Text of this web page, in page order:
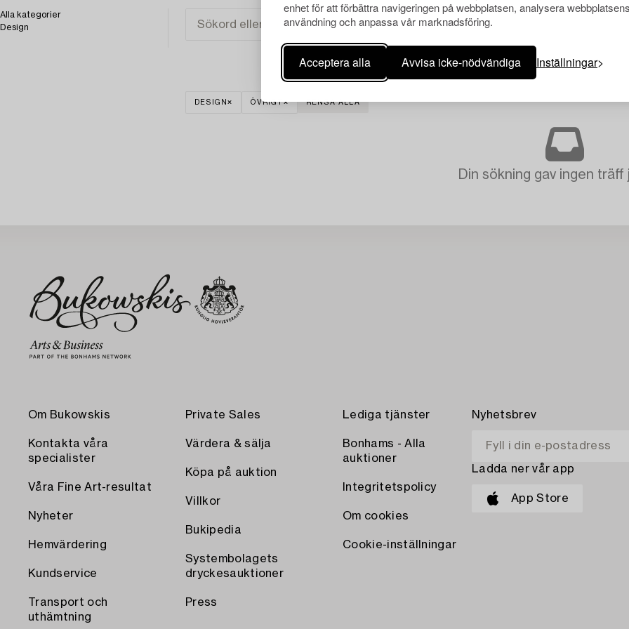
enhet för att förbättra navigeringen på webbplatsen, analysera
användning och anpassa vår marknadsföring.
Acceptera alla Avvisa icke-nödvändiga Inställningar
Alla kategorier
Design
DESIGN ÖVRIGT RENSA ALLA
Din sökning gav ingen träff
Om Bukowskis
Kontakta våra
specialister
Våra Fine Art-resultat
Nyheter
Hemvärdering
Kundservice
Transport och
uthämtning
Private Sales
Värdera & sälja
Köpa på auktion
Villkor
Bukipedia
Systembolagets
dryckesauktioner
Press
Lediga tjänster
Bonhams - Alla
auktioner
Integritetspolicy
Om cookies
Cookie-inställningar
Nyhetsbrev
Ladda ner vår app
App Store